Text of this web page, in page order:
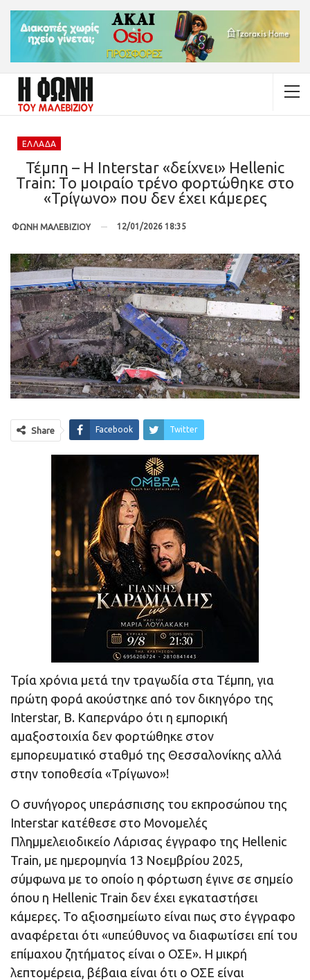
ΕΛΛΆΔΑ
Τέμπη – Η Interstar «δείχνει» Hellenic
Train: Το μοιραίο τρένο φορτώθηκε στο
«Τρίγωνο» που δεν έχει κάμερες
ΦΩΝΗ ΜΑΛΕΒΙΖΙΟΥ 12/01/2026 18:35
Share Facebook Twitter
Τρία χρόνια μετά την τραγωδία στα Τέμπη, για
πρώτη φορά ακούστηκε από τον δικηγόρο της
Interstar, Β. Καπερνάρο ότι η εμπορική
αμαξοστοιχία δεν φορτώθηκε στον
εμπορευματικό σταθμό της Θεσσαλονίκης αλλά
στην τοποθεσία «Τρίγωνο»!
Ο συνήγορος υπεράσπισης του εκπροσώπου της
Interstar κατέθεσε στο Μονομελές
Πλημμελειοδικείο Λάρισας έγγραφο της Hellenic
Train, με ημερομηνία 13 Νοεμβρίου 2025,
σύμφωνα με το οποίο η φόρτωση έγινε σε σημείο
όπου η Hellenic Train δεν έχει εγκαταστήσει
κάμερες. Το αξιοσημείωτο είναι πως στο έγγραφο
αναφέρεται ότι «υπεύθυνος να διαφωτίσει επί του
επίμαχου ζητήματος είναι ο ΟΣΕ». Η μικρή
λεπτομέρεια, βέβαια είναι ότι ο ΟΣΕ είναι